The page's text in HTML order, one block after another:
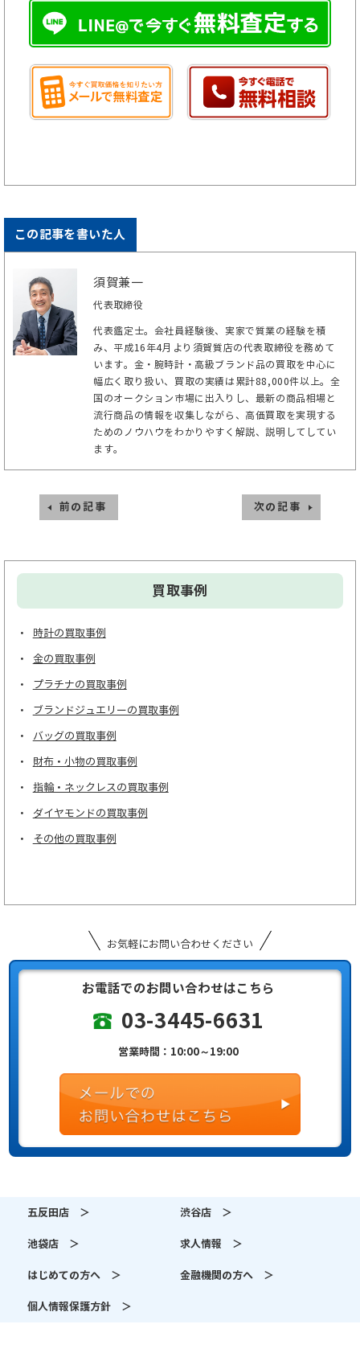
この記事を書いた人
須賀兼一
代表取締役
代表鑑定士。会社員経験後、実家で質業の経験を積
み、平成16年4月より須賀質店の代表取締役を務めて
います。金・腕時計・高級ブランド品の買取を中心に
幅広く取り扱い、買取の実績は累計88,000件以上。全
国のオークション市場に出入りし、最新の商品相場と
流行商品の情報を収集しながら、高価買取を実現する
ためのノウハウをわかりやすく解説、説明してしてい
ます。
前の記事 次の記事
買取事例
時計の買取事例
金の買取事例
プラチナの買取事例
ブランドジュエリーの買取事例
バッグの買取事例
財布・小物の買取事例
指輪・ネックレスの買取事例
ダイヤモンドの買取事例
その他の買取事例
お気軽にお問い合わせください
お電話でのお問い合わせはこちら
03-3445-6631
営業時間：10:00～19:00
五反田店 ＞ 渋谷店 ＞
池袋店 ＞ 求人情報 ＞
はじめての方へ ＞ 金融機関の方へ ＞
個人情報保護方針 ＞